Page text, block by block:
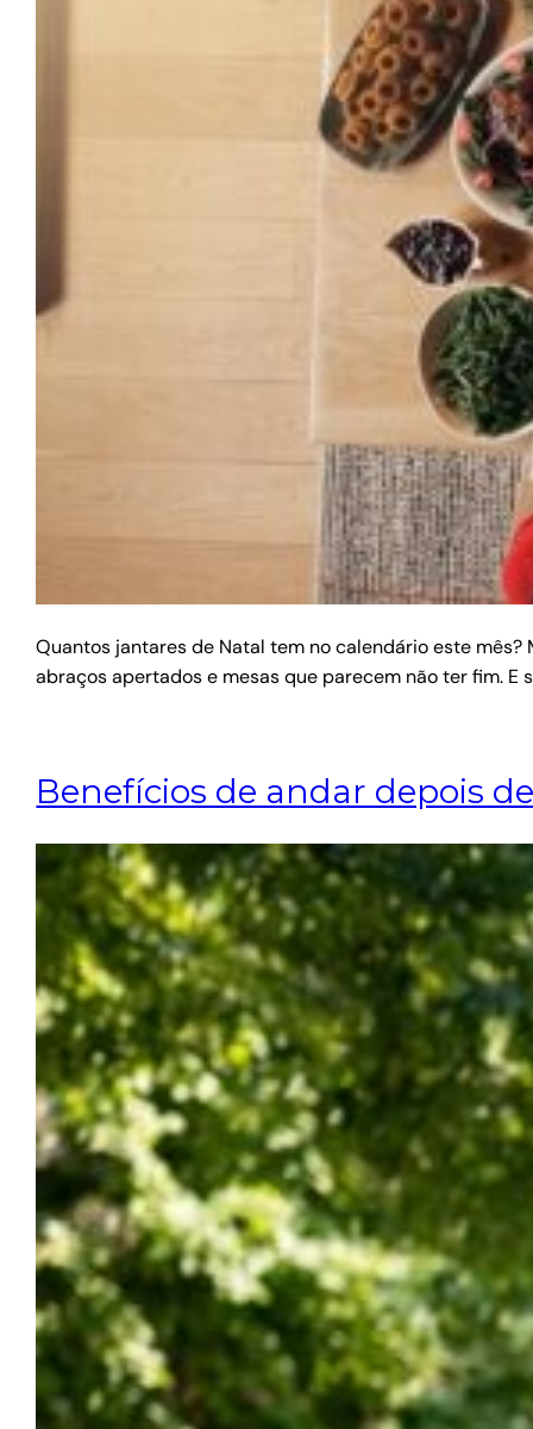
Quantos jantares de Natal tem no calendário este
abraços apertados e mesas que parecem não ter fim. E
Benefícios de andar depois